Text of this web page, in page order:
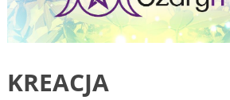
KREACJA